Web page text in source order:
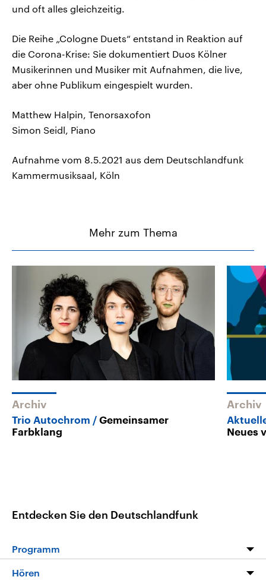
und oft alles gleichzeitig.
Die Reihe „Cologne Duets“ entstand in Reaktion auf
die Corona-Krise: Sie dokumentiert Duos Kölner
Musikerinnen und Musiker mit Aufnahmen, die live,
aber ohne Publikum eingespielt wurden.
Matthew Halpin, Tenorsaxofon
Simon Seidl, Piano
Aufnahme vom 8.5.2021 aus dem Deutschlandfunk
Kammermusiksaal, Köln
Mehr zum Thema
Archiv
Trio Autochrom
Gemeinsamer
Farbklang
Archiv
Neues
Entdecken Sie den Deutschlandfunk
Programm
Programm
Hören